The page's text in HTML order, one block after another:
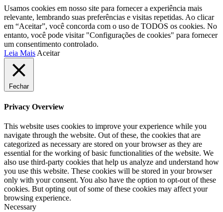
Usamos cookies em nosso site para fornecer a experiência mais
relevante, lembrando suas preferências e visitas repetidas. Ao clicar
em “Aceitar”, você concorda com o uso de TODOS os cookies. No
entanto, você pode visitar "Configurações de cookies" para fornecer
um consentimento controlado.
Leia MaisAceitar
Fechar
Privacy Overview
This website uses cookies to improve your experience while you
navigate through the website. Out of these, the cookies that are
categorized as necessary are stored on your browser as they are
essential for the working of basic functionalities of the website. We
also use third-party cookies that help us analyze and understand how
you use this website. These cookies will be stored in your browser
only with your consent. You also have the option to opt-out of these
cookies. But opting out of some of these cookies may affect your
browsing experience.
Necessary